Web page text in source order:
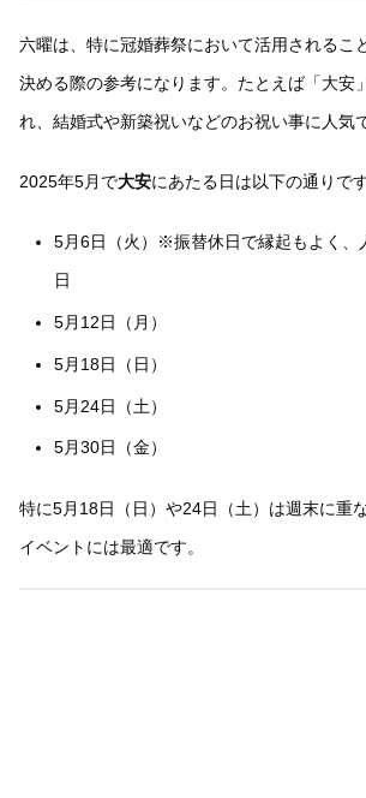
六曜は、特に冠婚葬祭において活用されるこ
決める際の参考になります。たとえば「大安
れ、結婚式や新築祝いなどのお祝い事に人気
2025年5月で大安にあたる日は以下の通りで
5月6日（火）※振替休日で縁起もよく、
日
5月12日（月）
5月18日（日）
5月24日（土）
5月30日（金）
特に5月18日（日）や24日（土）は週末に重
イベントには最適です。